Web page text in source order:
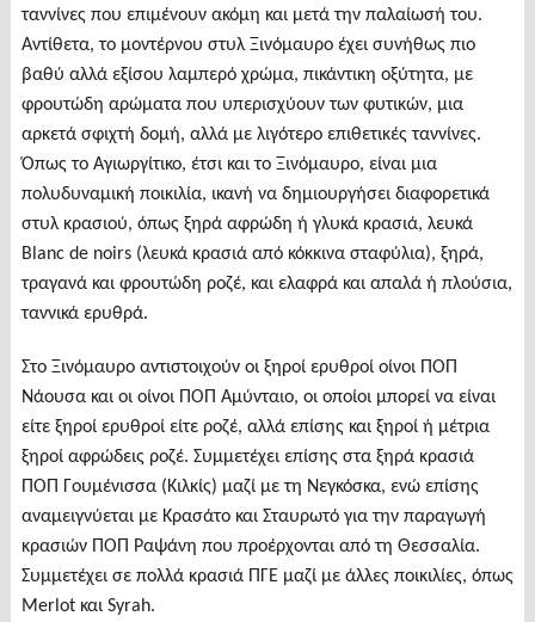
ταννίνες που επιμένουν ακόμη και μετά την παλαίωσή του.
Αντίθετα, το μοντέρνου στυλ Ξινόμαυρο έχει συνήθως πιο
βαθύ αλλά εξίσου λαμπερό χρώμα, πικάντικη οξύτητα, με
φρουτώδη αρώματα που υπερισχύουν των φυτικών, μια
αρκετά σφιχτή δομή, αλλά με λιγότερο επιθετικές ταννίνες.
Όπως το Αγιωργίτικο, έτσι και το Ξινόμαυρο, είναι μια
πολυδυναμική ποικιλία, ικανή να δημιουργήσει διαφορετικά
στυλ κρασιού, όπως ξηρά αφρώδη ή γλυκά κρασιά, λευκά
Blanc de noirs (λευκά κρασιά από κόκκινα σταφύλια), ξηρά,
τραγανά και φρουτώδη ροζέ, και ελαφρά και απαλά ή πλούσια,
ταννικά ερυθρά.
Στο Ξινόμαυρο αντιστοιχούν οι ξηροί ερυθροί οίνοι ΠΟΠ
Νάουσα και οι οίνοι ΠΟΠ Αμύνταιο, οι οποίοι μπορεί να είναι
είτε ξηροί ερυθροί είτε ροζέ, αλλά επίσης και ξηροί ή μέτρια
ξηροί αφρώδεις ροζέ. Συμμετέχει επίσης στα ξηρά κρασιά
ΠΟΠ Γουμένισσα (Κιλκίς) μαζί με τη Νεγκόσκα, ενώ επίσης
αναμειγνύεται με Κρασάτο και Σταυρωτό για την παραγωγή
κρασιών ΠΟΠ Ραψάνη που προέρχονται από τη Θεσσαλία.
Συμμετέχει σε πολλά κρασιά ΠΓΕ μαζί με άλλες ποικιλίες, όπως
Merlot και Syrah.